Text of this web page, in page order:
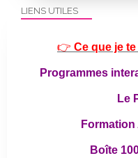
LIENS UTILES
👉 Ce que je
Programmes
Le
Boîte